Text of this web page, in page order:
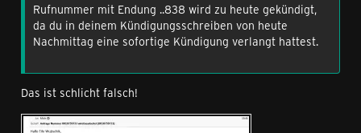
Rufnummer mit Endung ..838 wird zu heute gekündigt,
da du in deinem Kündigungsschreiben von heute
Nachmittag eine sofortige Kündigung verlangt hattest.
Das ist schlicht falsch!